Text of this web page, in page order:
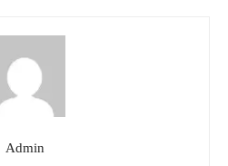
Admin